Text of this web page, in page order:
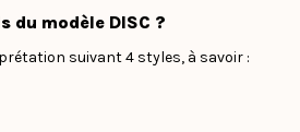
du modèle DISC ?
suivant 4 styles, à savoir :